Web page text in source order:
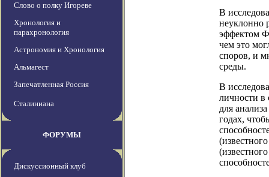
Слово о полку Игореве
Хронология и
парахронология
Астрономия и Хронология
Альмагест
Запечатленная Россия
Сталиниана
ФОРУМЫ
Дискуссионный клуб
В
неуклонно
эффектом
чем это
споров, и
среды.
В
личности в
для
годах,